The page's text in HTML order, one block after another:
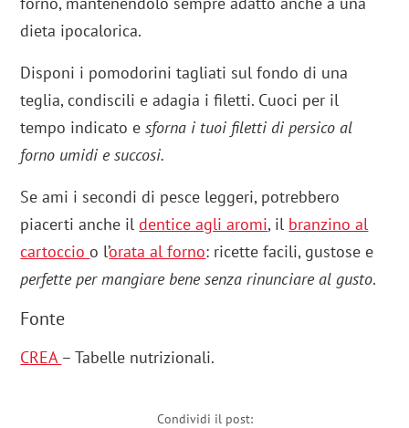
dieta ipocalorica.
Disponi i pomodorini tagliati sul fondo di una
teglia, condiscili e adagia i filetti. Cuoci per il
tempo indicato esforna i tuoi filetti di persico al
forno umidi e succosi.
Se ami i secondi di pesce leggeri, potrebbero
piacerti anche il dentice agli aromi, il branzino al
cartoccio o l’orata al forno: ricette facili, gustose e
perfette per mangiare bene senza rinunciare al gusto.
Fonte
CREA – Tabelle nutrizionali.
Condividi il post: